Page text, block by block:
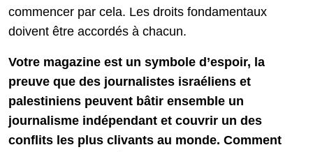
commencer par cela. Les droits fondamentaux
doivent être accordés à chacun.
Votre magazine est un symbole d’espoir, la
preuve que des journalistes israéliens et
palestiniens peuvent bâtir ensemble un
journalisme indépendant et couvrir un des
conflits les plus clivants au monde. Comment